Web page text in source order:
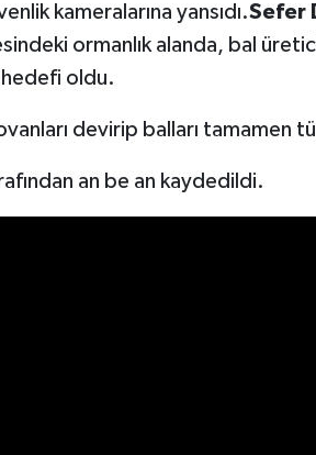
kameralarına yansıdı.Sefer
ormanlık alanda, bal
hedefi oldu.
devirip balları tamamen
an be an kaydedildi.